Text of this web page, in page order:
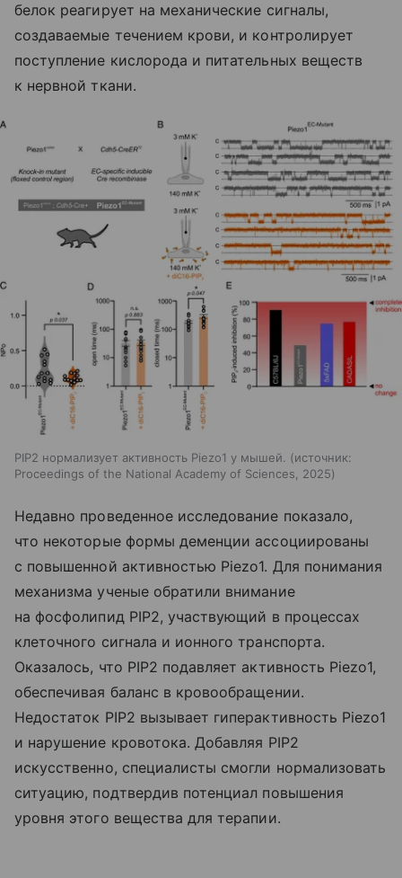
белок реагирует на механические сигналы,
создаваемые течением крови, и контролирует
поступление кислорода и питательных веществ
к нервной ткани.
PIP2 нормализует активность Piezo1 у мышей.
источник:
Proceedings of the National Academy of Sciences, 2025
Недавно проведенное исследование показало,
что некоторые формы деменции ассоциированы
с повышенной активностью Piezo1. Для понимания
механизма ученые обратили внимание
на фосфолипид PIP2, участвующий в процессах
клеточного сигнала и ионного транспорта.
Оказалось, что PIP2 подавляет активность Piezo1,
обеспечивая баланс в кровообращении.
Недостаток PIP2 вызывает гиперактивность Piezo1
и нарушение кровотока. Добавляя PIP2
искусственно, специалисты смогли нормализовать
ситуацию, подтвердив потенциал повышения
уровня этого вещества для терапии.